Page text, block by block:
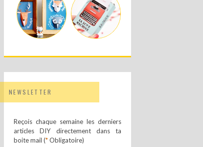
NEWSLETTER
Reçois chaque semaine les derniers
articles DIY directement dans ta
boite mail (*Obligatoire)